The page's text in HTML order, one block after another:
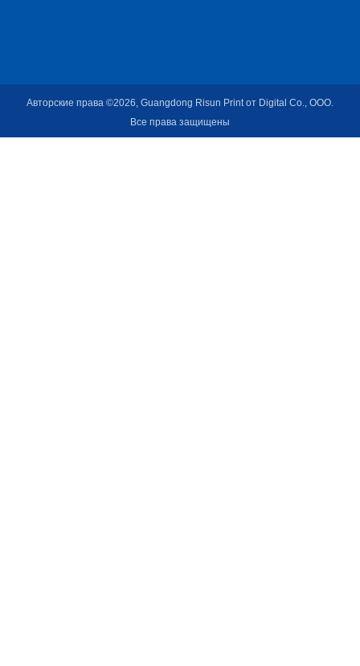
Авторские права ©2026, Guangdong Risun Print от Digital Co., ООО.
Все права защищены